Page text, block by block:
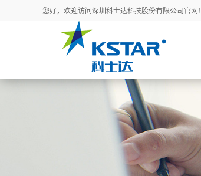
您好，欢迎访问深圳科士达科技股份有限公司官网！